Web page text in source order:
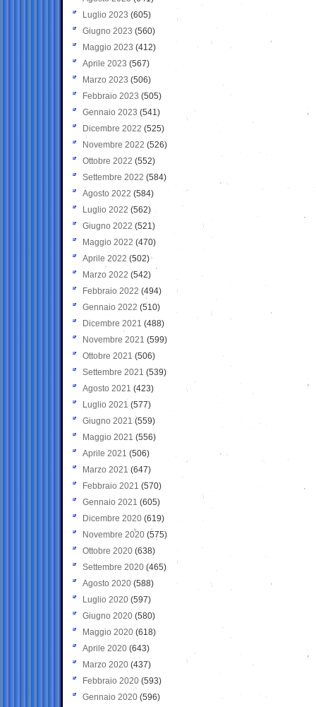
Luglio 2023 (605)
Giugno 2023 (560)
Maggio 2023 (412)
Aprile 2023 (567)
Marzo 2023 (506)
Febbraio 2023 (505)
Gennaio 2023 (541)
Dicembre 2022 (525)
Novembre 2022 (526)
Ottobre 2022 (552)
Settembre 2022 (584)
Agosto 2022 (584)
Luglio 2022 (562)
Giugno 2022 (521)
Maggio 2022 (470)
Aprile 2022 (502)
Marzo 2022 (542)
Febbraio 2022 (494)
Gennaio 2022 (510)
Dicembre 2021 (488)
Novembre 2021 (599)
Ottobre 2021 (506)
Settembre 2021 (539)
Agosto 2021 (423)
Luglio 2021 (577)
Giugno 2021(559)
Maggio 2021 (556)
Aprile 2021 (506)
Marzo 2021 (647)
Febbraio 2021 (570)
Gennaio 2021 (605)
Dicembre 2020 (619)
Novembre 2020 (575)
Ottobre 2020 (638)
Settembre 2020(465)
Agosto 2020 (588)
Luglio 2020 (597)
Giugno 2020 (580)
Maggio 2020 (618)
Aprile 2020 (643)
Marzo 2020 (437)
Febbraio 2020 (593)
Gennaio 2020 (596)